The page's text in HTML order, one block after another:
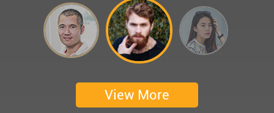
킹은 부모님께 멋진 추억을 만들어 주었네요.
어머니 환갑을 기념하여 몽쉐리 크루즈에서 이쁜
꽃다발과 맛있는 케잌으로 깜짝 파티를 만들어 주
셨어요. 어머니께서 큰 감동을 받으셨답니다. 멋진
추억을 만들어 주신 몽쉐리 크루즈와 Darian
Culbert께 감사드려요 ^^
View More